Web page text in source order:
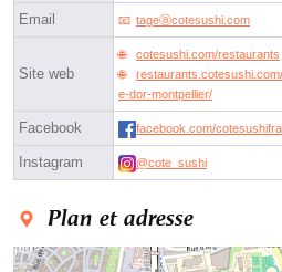
Email tageⓐcotesushi.com
Site web
cotesushi.com/restaurants
e-dor-montpellier/
Facebook facebook.com/
Instagram @cote_sushi
Plan et adresse